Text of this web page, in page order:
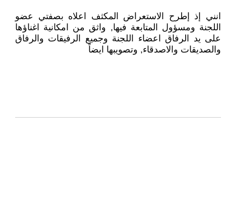
انني إذ إطرح الاستعراض المكثف اعلاه بصفتي عضو
اللجنة ومسؤول المتابعة فيها, واثق من امكانية اغناؤها
على يد الرفاق اعضاء اللجنة وجميع الرفيقات والرفاق
والصديقات والاصدقاء, وتصويبها ايضاً